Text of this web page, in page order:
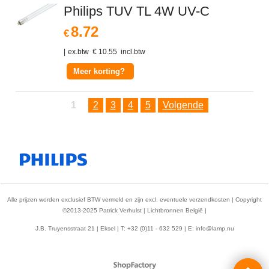
Philips TUV TL 4W UV-C
€8.72
ex.btw € 10.55 incl.btw
Meer korting?
1 2 3 4 5 Volgende
Alle prijzen worden exclusief BTW vermeld en zijn excl. eventuele verzendkosten | Copyright
©2013-2025 Patrick Verhulst | Lichtbronnen België |
J.B. Truyensstraat 21 | Eksel | T: +32 (0)11 - 632 529 | E: info@lamp.nu
Webwinkel gemaakt met